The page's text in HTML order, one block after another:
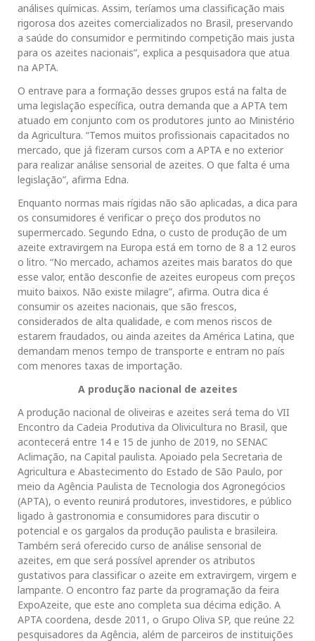
análises químicas. Assim, teríamos uma classificação mais
rigorosa dos azeites comercializados no Brasil, preservando
a saúde do consumidor e permitindo competição mais justa
para os azeites nacionais”, explica a pesquisadora que atua
na APTA.
O entrave para a formação desses grupos está na falta de
uma legislação específica, outra demanda que a APTA tem
atuado em conjunto com os produtores junto ao Ministério
da Agricultura. “Temos muitos profissionais capacitados no
mercado, que já fizeram cursos com a APTA e no exterior
para realizar análise sensorial de azeites. O que falta é uma
legislação”, afirma Edna.
Enquanto normas mais rígidas não são aplicadas, a dica para
os consumidores é verificar o preço dos produtos no
supermercado. Segundo Edna, o custo de produção de um
azeite extravirgem na Europa está em torno de 8 a 12 euros
o litro. “No mercado, achamos azeites mais baratos do que
esse valor, então desconfie de azeites europeus com preços
muito baixos. Não existe milagre”, afirma. Outra dica é
consumir os azeites nacionais, que são frescos,
considerados de alta qualidade, e com menos riscos de
estarem fraudados, ou ainda azeites da América Latina, que
demandam menos tempo de transporte e entram no país
com menores taxas de importação.
A produção nacional de azeites
A produção nacional de oliveiras e azeites será tema do VII
Encontro da Cadeia Produtiva da Olivicultura no Brasil, que
acontecerá entre 14 e 15 de junho de 2019, no SENAC
Aclimação, na Capital paulista. Apoiado pela Secretaria de
Agricultura e Abastecimento do Estado de São Paulo, por
meio da Agência Paulista de Tecnologia dos Agronegócios
(APTA), o evento reunirá produtores, investidores, e público
ligado à gastronomia e consumidores para discutir o
potencial e os gargalos da produção paulista e brasileira.
Também será oferecido curso de análise sensorial de
azeites, em que será possível aprender os atributos
gustativos para classificar o azeite em extravirgem, virgem e
lampante. O encontro faz parte da programação da feira
ExpoAzeite, que este ano completa sua décima edição. A
APTA coordena, desde 2011, o Grupo Oliva SP, que reúne 22
pesquisadores da Agência, além de parceiros de instituições